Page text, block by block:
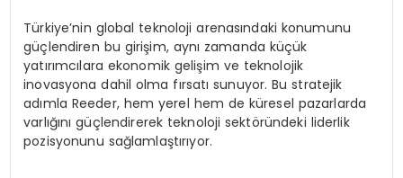
Türkiye’nin global teknoloji arenasındaki konumunu
güçlendiren bu girişim, aynı zamanda küçük
yatırımcılara ekonomik gelişim ve teknolojik
inovasyona dahil olma fırsatı sunuyor. Bu stratejik
adımla Reeder, hem yerel hem de küresel pazarlarda
varlığını güçlendirerek teknoloji sektöründeki liderlik
pozisyonunu sağlamlaştırıyor.